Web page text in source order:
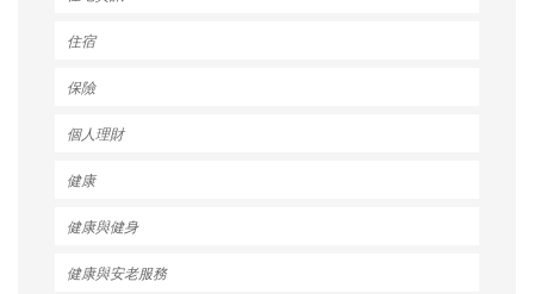
住宿
保險
個人理財
健康
健康與健身
健康與安老服務